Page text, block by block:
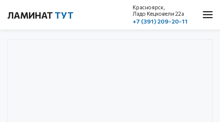
ЛАМИНАТ ТУТ
Красноярск,
Ладо Кецховели 22a
+7 (391) 209-20-11